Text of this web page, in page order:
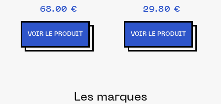
Grossesse Les
Iconiques
Grossesse et
post-partum 1
68.00 €
VOIR LE PRODUIT
post-partum 100
ml female
29.80 €
VOIR LE PRODUIT
Les marques